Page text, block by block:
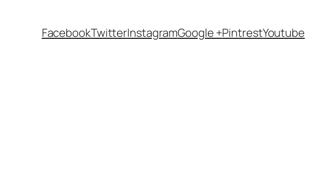
FacebookTwitterInstagramGoogle +PintrestYoutube